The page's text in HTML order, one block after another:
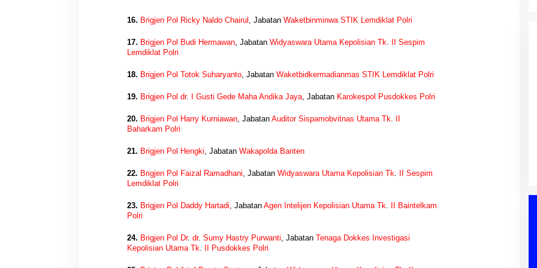
16. Brigjen Pol Ricky Naldo Chairul , Jabatan Waketbinminwa STIK Lemdiklat Polri
17. Brigjen Pol Budi Hermawan, Jabatan Widyaswara Utama Kepolisian Tk
II Sespim
Lemdiklat Polri
18. Brigjen Pol Totok Suharyanto, Jabatan Waketbidkermadianmas STIK Lemdiklat Polri
19. Brigjen Pol dr. I Gusti Gede Maha Andika Jaya, Jabatan Karokespol Pusdokkes Polri
20. Brigjen Pol Harry Kurniawan, Jabatan Auditor Sispamobvitnas Utama Tk
Baharkam Polri
21. Brigjen Pol Hengki , Jabatan Wakapolda Banten
22. Brigjen Pol Faizal Ramadhani , Jabatan Widyaswara Utama Kepolisian Tk
II Sespim
Lemdiklat Polri
23. Brigjen Pol Daddy Hartadi , Jabatan Agen Intelijen Kepolisian Utama Tk
II Baintelkam
Polri
24. Brigjen Pol Dr. dr. Sumy Hastry Purwanti , Jabatan Tenaga Dokkes Investigasi
Kepolisian Utama Tk
II Pusdokkes Polri
Hasil Reses III DPRD Muba